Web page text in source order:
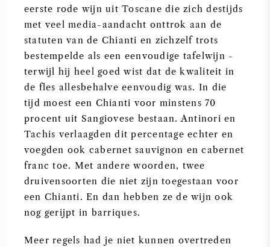
BORDEAUX
BOURGOGNE
TOSCANE
NAPA VALLEY
PIEMONTE
eerste rode wijn uit Toscane die zich destijds
met veel media-aandacht onttrok aan de
statuten van de Chianti en zichzelf trots
bestempelde als een eenvoudige tafelwijn -
terwijl hij heel goed wist dat de kwaliteit in
de fles allesbehalve eenvoudig was. In die
tijd moest een Chianti voor minstens 70
procent uit Sangiovese bestaan. Antinori en
Tachis verlaagden dit percentage echter en
voegden ook cabernet sauvignon en cabernet
franc toe. Met andere woorden, twee
druivensoorten die niet zijn toegestaan voor
een Chianti. En dan hebben ze de wijn ook
nog gerijpt in barriques.
Meer regels had je niet kunnen overtreden